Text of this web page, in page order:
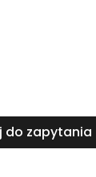
do zapytania